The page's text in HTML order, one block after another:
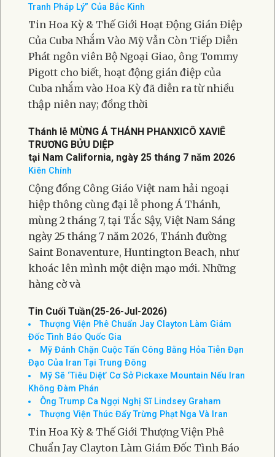
Tranh Pháp Lý” Của Bắc Kinh
Tin Hoa Kỳ & Thế Giới Hoạt Động Gián Điệp
Của Cuba Nhắm Vào Mỹ Vẫn Còn Tiếp Diễn
Phát ngôn viên Bộ Ngoại Giao, ông Tommy
Pigott cho biết, hoạt động gián điệp của
Cuba nhắm vào Hoa Kỳ đã diễn ra từ nhiều
thập niên nay; đồng thời
Thánh lễ MỪNG Á THÁNH PHANXICÔ XAVIÊ
TRƯƠNG BỬU DIỆP
tại Nam California, ngày 25 tháng 7 năm 2026
Kiên Chính
Cộng đồng Công Giáo Việt nam hải ngoại
hiệp thông cùng đại lễ phong Á Thánh,
mùng 2 tháng 7, tại Tắc Sậy, Việt Nam Sáng
ngày 25 tháng 7 năm 2026, Thánh đường
Saint Bonaventure, Huntington Beach, như
khoác lên mình một diện mạo mới. Những
hàng cờ và
Tin Cuối Tuần(25-26-Jul-2026)
Thượng Viện Phê Chuẩn Jay Clayton Làm Giám
Đốc Tình Báo Quốc Gia
Mỹ Đánh Chặn Cuộc Tấn Công Bằng Hỏa Tiễn Đạn
Đạo Của Iran Tại Trung Đông
Mỹ Sẽ ‘Tiêu Diệt’ Cơ Sở Pickaxe Mountain Nếu Iran
Không Đàm Phán
Ông Trump Ca Ngợi Nghị Sĩ Lindsey Graham
Thượng Viện Thúc Đẩy Trừng Phạt Nga Và Iran
Tin Hoa Kỳ & Thế Giới Thượng Viện Phê
Chuẩn Jay Clayton Làm Giám Đốc Tình Báo